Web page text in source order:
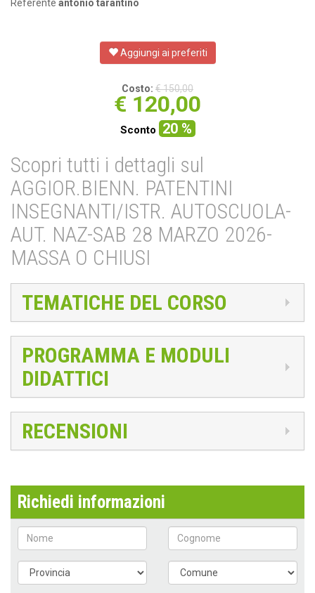
Referente antonio tarantino
Aggiungi ai preferiti
Costo: € 150,00
€ 120,00
Sconto 20 %
Scopri tutti i dettagli sul
AGGIOR.BIENN. PATENTINI
INSEGNANTI/ISTR. AUTOSCUOLA-
AUT. NAZ-SAB 28 MARZO 2026-
MASSA O CHIUSI
TEMATICHE DEL CORSO
PROGRAMMA E MODULI
DIDATTICI
RECENSIONI
Richiedi informazioni